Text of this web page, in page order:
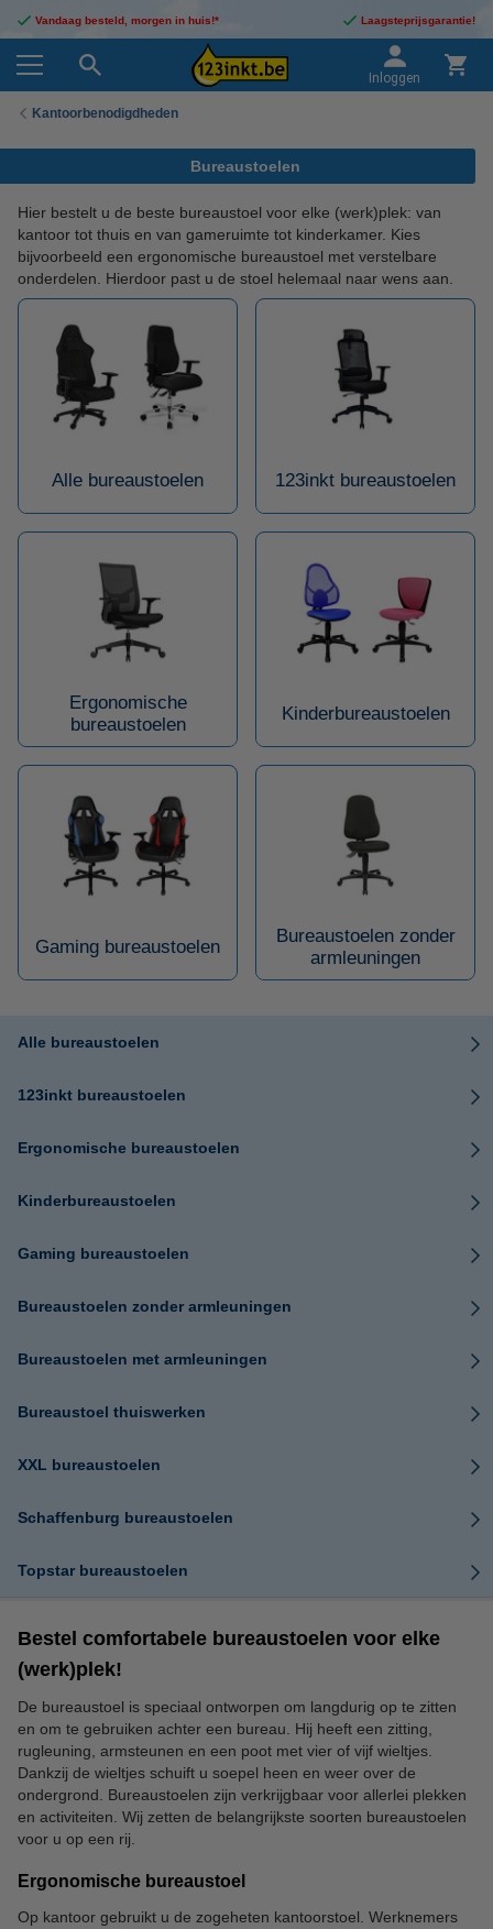
Vandaag besteld, morgen in huis!* Laagsteprijsgarantie!
Inloggen
Kantoorbenodigdheden
Bureaustoelen
Hier bestelt u de beste bureaustoel voor elke (werk)plek: van
kantoor tot thuis en van gameruimte tot kinderkamer. Kies
bijvoorbeeld een ergonomische bureaustoel met verstelbare
onderdelen. Hierdoor past u de stoel helemaal naar wens aan.
Alle bureaustoelen 123inkt bureaustoelen
Ergonomische
bureaustoelen
Kinderbureaustoelen
Gaming bureaustoelen
Bureaustoelen zonder
armleuningen
Alle bureaustoelen
123inkt bureaustoelen
Ergonomische bureaustoelen
Kinderbureaustoelen
Gaming bureaustoelen
Bureaustoelen zonder armleuningen
Bureaustoelen met armleuningen
Bureaustoel thuiswerken
XXL bureaustoelen
Schaffenburg bureaustoelen
Topstar bureaustoelen
Bestel comfortabele bureaustoelen voor elke
(werk)plek!
De bureaustoel is speciaal ontworpen om langdurig op te zitten
en om te gebruiken achter een bureau. Hij heeft een zitting,
rugleuning, armsteunen en een poot met vier of vijf wieltjes.
Dankzij de wieltjes schuift u soepel heen en weer over de
ondergrond. Bureaustoelen zijn verkrijgbaar voor allerlei plekken
en activiteiten. Wij zetten de belangrijkste soorten bureaustoelen
voor u op een rij.
Ergonomische bureaustoel
Op kantoor gebruikt u de zogeheten kantoorstoel. Werknemers